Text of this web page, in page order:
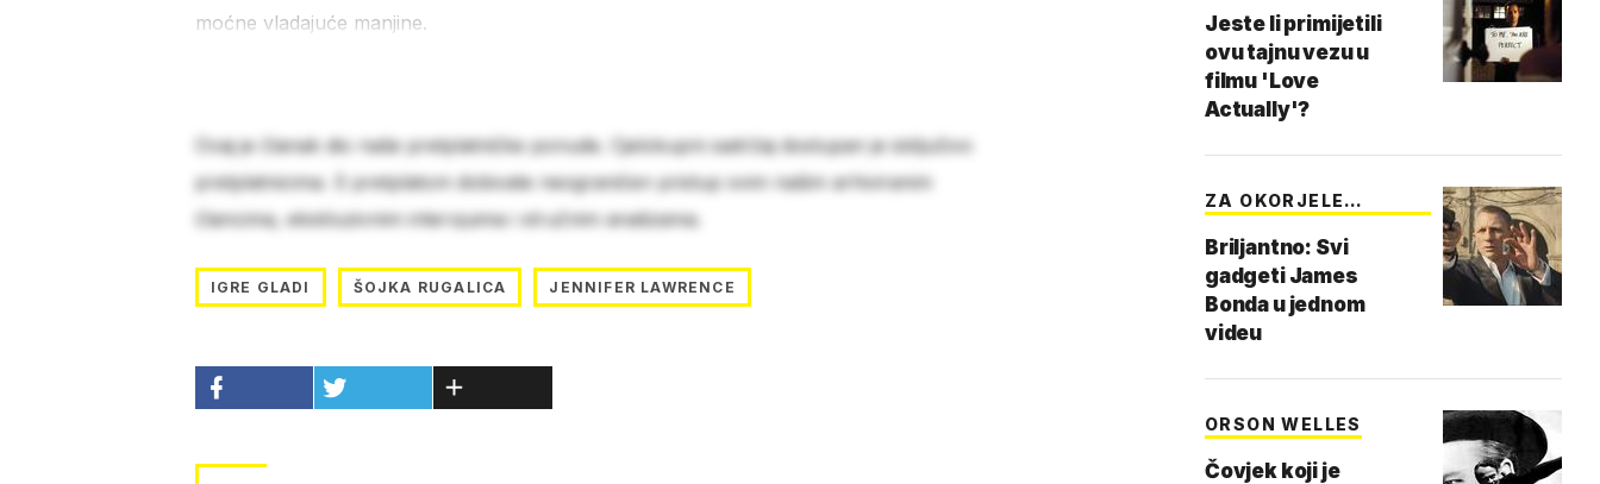
moćne vladajuće manjine.
Ovaj je članak dio naše pretplatničke ponude. Cjelokupni sadržaj dostupan je isključivo
pretplatnicima. S pretplatom dobivate neograničen pristup svim našim arhiviranim
člancima, ekskluzivnim intervjuima i stručnim analizama.
IGRE GLADI ŠOJKA RUGALICA JENNIFER LAWRENCE
Jeste li primijetili
ovu tajnu vezu u
filmu 'Love
Actually'?
ZA OKORJELE
Briljantno: Svi
gadgeti James
Bonda u jednom
videu
ORSON WELLES
Čovjek koji je